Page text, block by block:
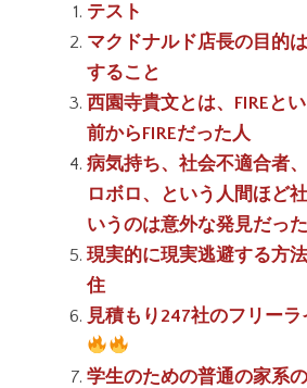
テスト
マクドナルド店長の目的
すること
西園寺貴文とは、FIREと
前からFIREだった人
病気持ち、社会不適合者
ロボロ、という人間ほど
いうのは意外な発見だった
現実的に現実逃避する方
住
見積もり247社のフリー
学生のための普通の家系